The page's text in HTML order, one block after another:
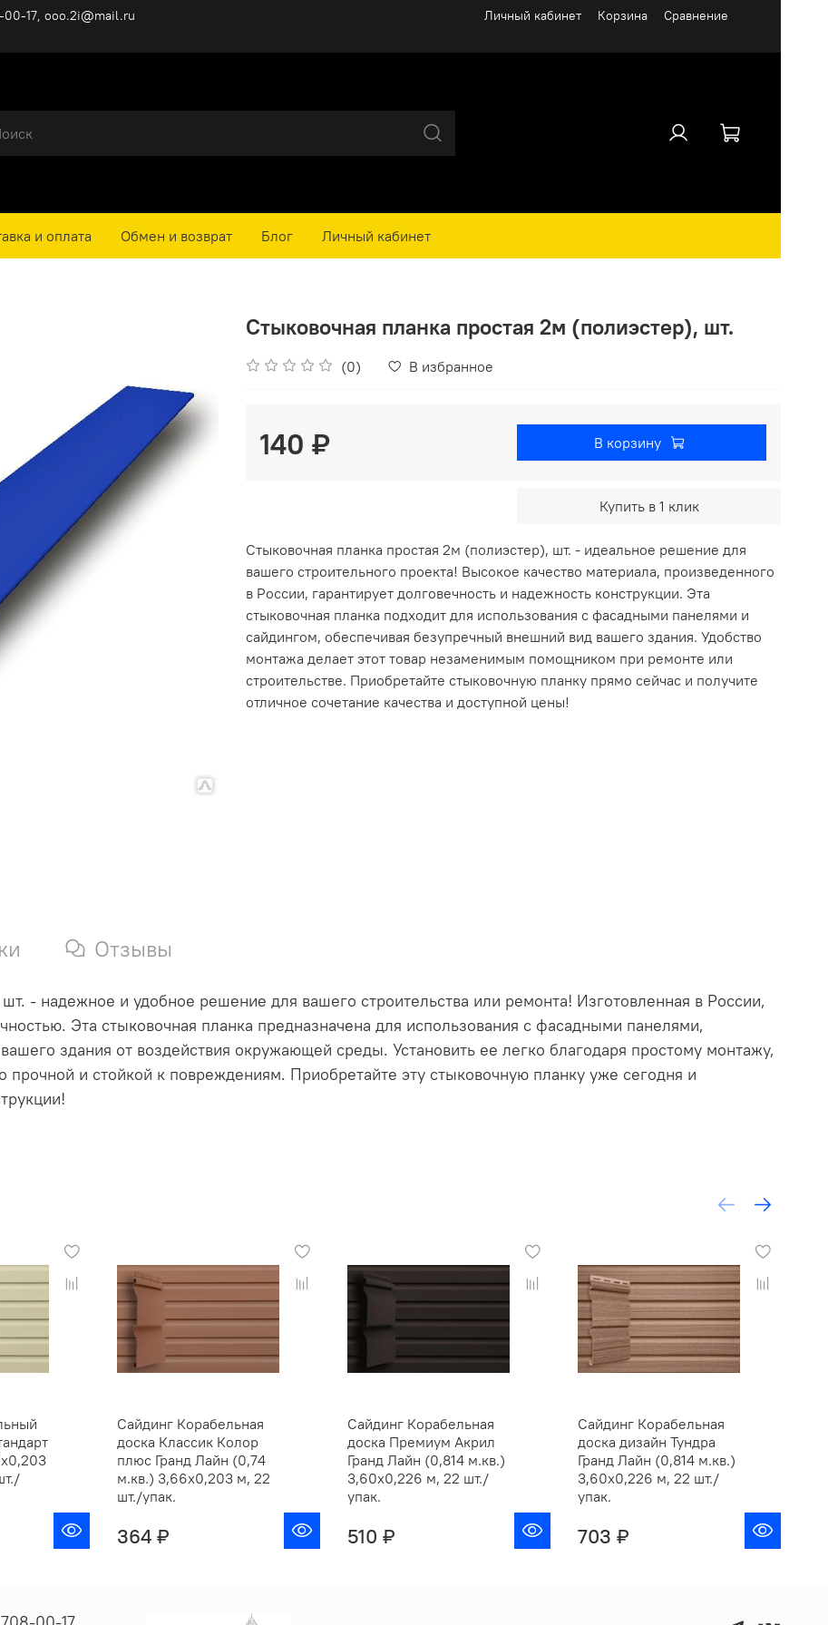
Личный кабинет Корзина Сравнение
17, ooo.2i@mail.ru
и оплата Обмен и возврат Блог Личный кабинет
Стыковочная планка простая 2м (полиэстер), шт.
(0) В избранное
140 ₽ В корзину
Купить в 1 клик
Стыковочная планка простая 2м (полиэстер), шт. - идеальное решение для
вашего строительного проекта! Высокое качество материала, произведенного
в России, гарантирует долговечность и надежность конструкции. Эта
стыковочная планка подходит для использования с фасадными панелями и
сайдингом, обеспечивая безупречный внешний вид вашего здания. Удобство
монтажа делает этот товар незаменимым помощником при ремонте или
строительстве. Приобретайте стыковочную планку прямо сейчас и получите
отличное сочетание качества и доступной цены!
Отзывы
- надежное и удобное решение для вашего строительства или ремонта! Изготовленная в России,
Эта стыковочная планка предназначена для использования с фасадными панелями,
здания от воздействия окружающей среды. Установить ее легко благодаря простому монтажу,
прочной и стойкой к повреждениям. Приобретайте эту стыковочную планку уже сегодня и
Сайдинг Корабельная
доска Классик Колор
плюс Гранд Лайн (0,74
м.кв.) 3,66х0,203 м, 22
шт./упак.
364 ₽
Сайдинг Корабельная
доска Премиум Акрил
Гранд Лайн (0,814 м.кв.)
3,60х0,226 м, 22 шт./
упак.
510 ₽
Сайдинг Корабельная
доска дизайн Тундра
Гранд Лайн (0,814 м.кв.)
3,60х0,226 м, 22 шт./
упак.
703 ₽